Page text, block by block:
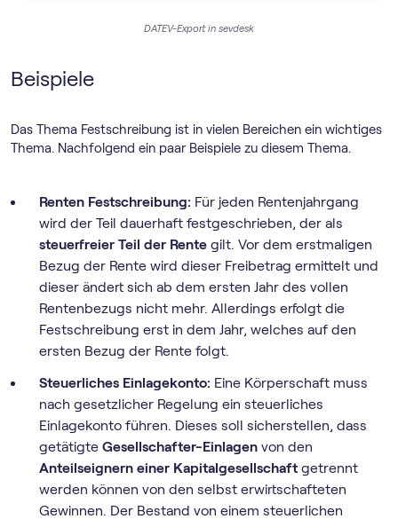
DATEV-Export in sevdesk
Beispiele
Das Thema Festschreibung ist in vielen Bereichen ein wichtiges
Thema. Nachfolgend ein paar Beispiele zu diesem Thema.
Renten Festschreibung: Für jeden Rentenjahrgang
wird der Teil dauerhaft festgeschrieben, der als
steuerfreier Teil der Rente gilt. Vor dem erstmaligen
Bezug der Rente wird dieser Freibetrag ermittelt und
dieser ändert sich ab dem ersten Jahr des vollen
Rentenbezugs nicht mehr. Allerdings erfolgt die
Festschreibung erst in dem Jahr, welches auf den
ersten Bezug der Rente folgt.
Steuerliches Einlagekonto: Eine Körperschaft muss
nach gesetzlicher Regelung ein steuerliches
Einlagekonto führen. Dieses soll sicherstellen, dass
getätigte Gesellschafter-Einlagen von den
Anteilseignern einer Kapitalgesellschaft getrennt
werden können von den selbst erwirtschafteten
Gewinnen. Der Bestand von einem steuerlichen